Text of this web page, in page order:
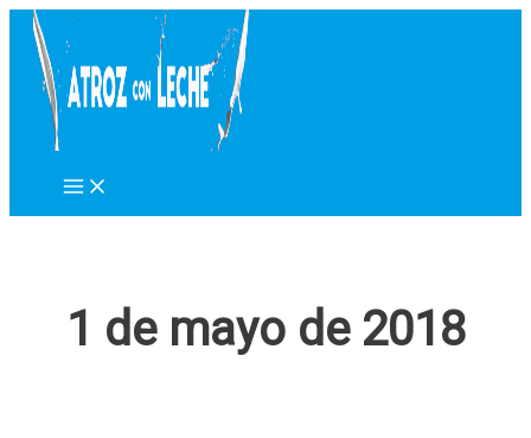
contenido
1 de mayo de 2018